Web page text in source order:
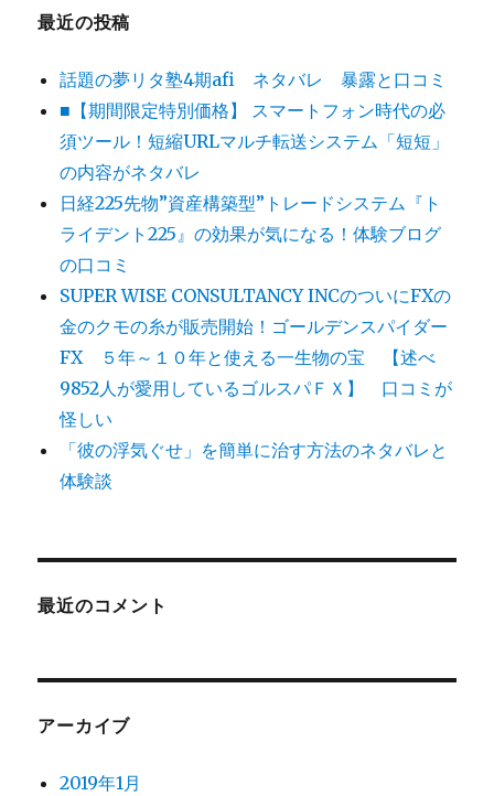
最近の投稿
話題の夢リタ塾4期afi ネタバレ 暴露と口コミ
■【期間限定特別価格】 スマートフォン時代の必
須ツール！短縮URLマルチ転送システム「短短」
の内容がネタバレ
日経225先物”資産構築型”トレードシステム『ト
ライデント225』の効果が気になる！体験ブログ
の口コミ
SUPER WISE CONSULTANCY INCのついにFXの
金のクモの糸が販売開始！ゴールデンスパイダー
FX ５年～１０年と使える一生物の宝 【述べ
9852人が愛用しているゴルスパＦＸ】 口コミが
怪しい
「彼の浮気ぐせ」を簡単に治す方法のネタバレと
体験談
最近のコメント
アーカイブ
2019年1月